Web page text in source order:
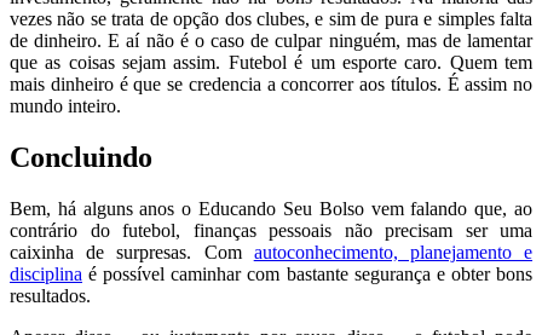
vezes não se trata de opção dos clubes, e sim de pura e simples falta
de dinheiro. E aí não é o caso de culpar ninguém, mas de lamentar
que as coisas sejam assim. Futebol é um esporte caro. Quem tem
mais dinheiro é que se credencia a concorrer aos títulos. É assim no
mundo inteiro.
Concluindo
Bem, há alguns anos o Educando Seu Bolso vem falando que, ao
contrário do futebol, finanças pessoais não precisam ser uma
caixinha de surpresas. Com autoconhecimento, planejamento e
disciplina é possível caminhar com bastante segurança e obter bons
resultados.